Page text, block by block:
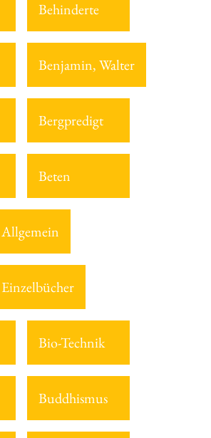
Behinderte
Benjamin, Walter
Bergpredigt
Beten
Bio-Technik
Buddhismus